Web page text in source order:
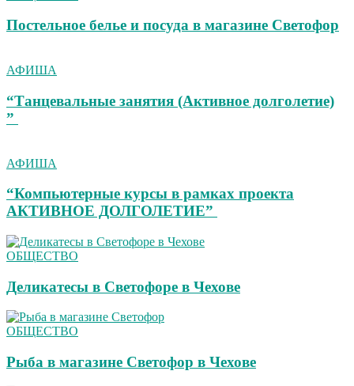
Постельное белье и посуда в магазине Светофор
АФИША
“Танцевальные занятия (Активное долголетие)
”
АФИША
“Компьютерные курсы в рамках проекта
АКТИВНОЕ ДОЛГОЛЕТИЕ”
ОБЩЕСТВО
Деликатесы в Светофоре в Чехове
ОБЩЕСТВО
Рыба в магазине Светофор в Чехове